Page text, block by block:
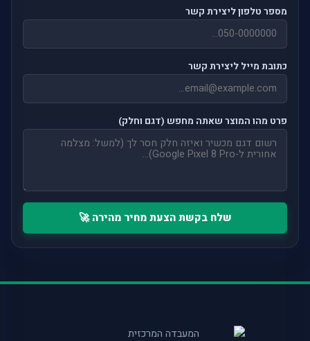
מספר טלפון ליצירת קשר
כתובת מייל ליצירת קשר
פרט מהו המוצר שאתה מחפש (דגם וחלק)
שלח בקשת הצעת מחיר מהירה 🚀